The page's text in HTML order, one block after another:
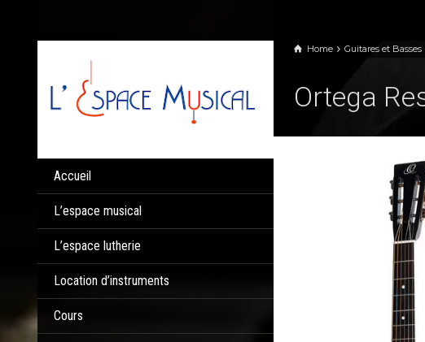
Accueil
L’espace musical
L’espace lutherie
Location d’instruments
Cours
Home Guitares et Basses
Ortega